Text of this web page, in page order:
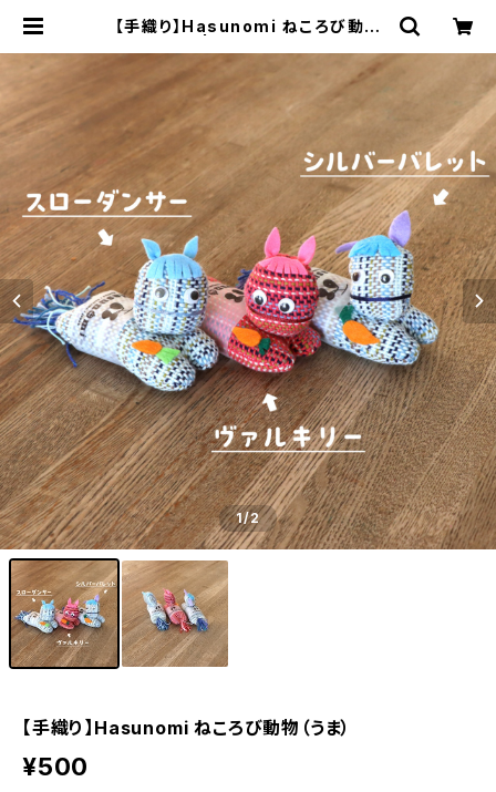
【手織り】Hasunomi ねころび動物
1/2
【手織り】Hasunomi ねころび動物（うま）
¥500